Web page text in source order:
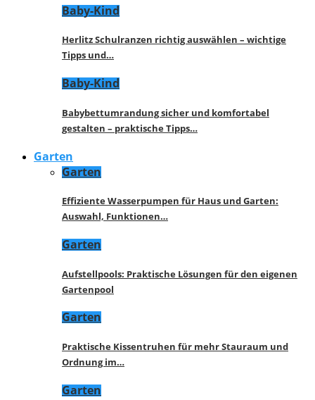
Baby-Kind
Herlitz Schulranzen richtig auswählen – wichtige
Tipps und…
Baby-Kind
Babybettumrandung sicher und komfortabel
gestalten – praktische Tipps…
Garten
Garten
Effiziente Wasserpumpen für Haus und Garten:
Auswahl, Funktionen…
Garten
Aufstellpools: Praktische Lösungen für den eigenen
Gartenpool
Garten
Praktische Kissentruhen für mehr Stauraum und
Ordnung im…
Garten